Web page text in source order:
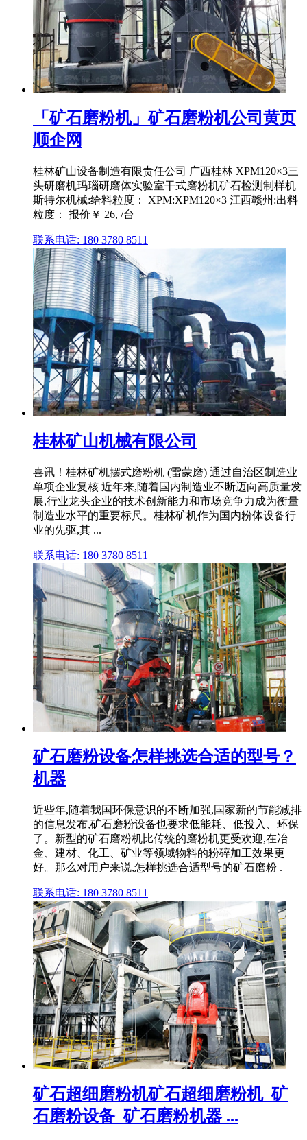
「矿石磨粉机」矿石磨粉机公司黄页
顺企网
桂林矿山设备制造有限责任公司 广西桂林 XPM120×3三
头研磨机玛瑙研磨体实验室干式磨粉机矿石检测制样机
斯特尔机械:给料粒度： XPM:XPM120×3 江西赣州:出料
粒度： 报价￥ 26, /台
联系电话: 180 3780 8511
桂林矿山机械有限公司
喜讯！桂林矿机摆式磨粉机 (雷蒙磨) 通过自治区制造业
单项企业复核 近年来,随着国内制造业不断迈向高质量发
展,行业龙头企业的技术创新能力和市场竞争力成为衡量
制造业水平的重要标尺。桂林矿机作为国内粉体设备行
业的先驱,其 ...
联系电话: 180 3780 8511
矿石磨粉设备怎样挑选合适的型号？
机器
近些年,随着我国环保意识的不断加强,国家新的节能减排
的信息发布,矿石磨粉设备也要求低能耗、低投入、环保
了。新型的矿石磨粉机比传统的磨粉机更受欢迎,在冶
金、建材、化工、矿业等领域物料的粉碎加工效果更
好。那么对用户来说,怎样挑选合适型号的矿石磨粉 .
联系电话: 180 3780 8511
矿石超细磨粉机矿石超细磨粉机_矿
石磨粉设备_矿石磨粉机器 ...